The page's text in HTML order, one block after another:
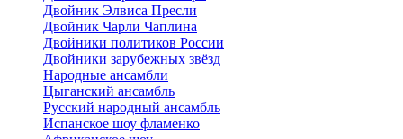
Двойник Элвиса Пресли
Двойник Чарли Чаплина
Двойники политиков России
Двойники зарубежных звёзд
Народные ансамбли
Цыганский ансамбль
Русский народный ансамбль
Испанское шоу фламенко